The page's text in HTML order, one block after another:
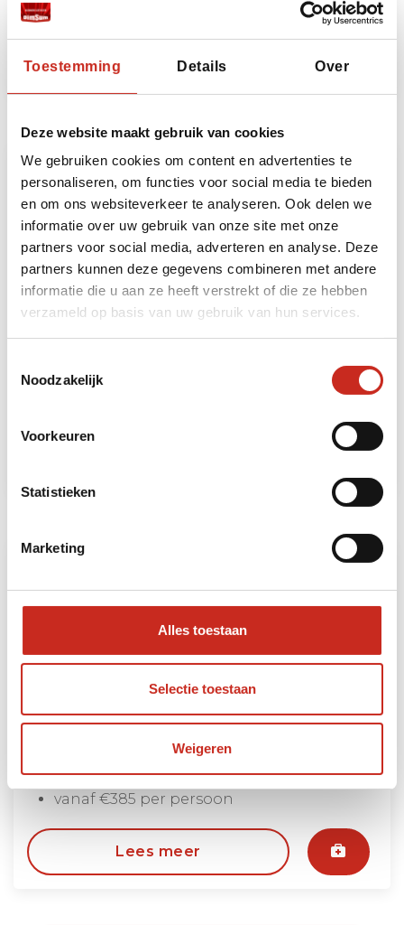
Toestemming Details Over
Deze website maakt gebruik van cookies
We gebruiken cookies om content en advertenties te
personaliseren, om functies voor social media te bieden
en om ons websiteverkeer te analyseren. Ook delen we
informatie over uw gebruik van onze site met onze
partners voor social media, adverteren en analyse. Deze
partners kunnen deze gegevens combineren met andere
informatie die u aan ze heeft verstrekt of die ze hebben
verzameld op basis van uw gebruik van hun services.
Noodzakelijk
Voorkeuren
Statistieken
Marketing
Alles toestaan
Selectie toestaan
Weigeren
Lees meer
Datong
3 dagen
3 dagen
vanaf €385 per persoon
Lees meer